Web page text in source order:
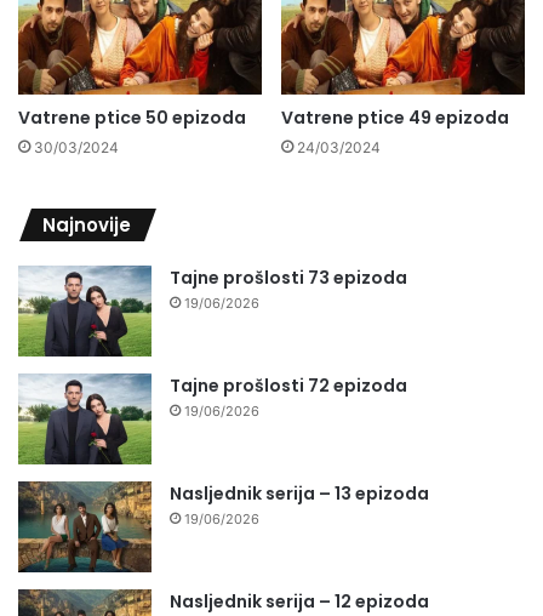
Vatrene ptice 50 epizoda
30/03/2024
Vatrene ptice 49 epizoda
24/03/2024
Najnovije
Tajne prošlosti 73 epizoda
19/06/2026
Tajne prošlosti 72 epizoda
19/06/2026
Nasljednik serija – 13 epizoda
19/06/2026
Nasljednik serija – 12 epizoda